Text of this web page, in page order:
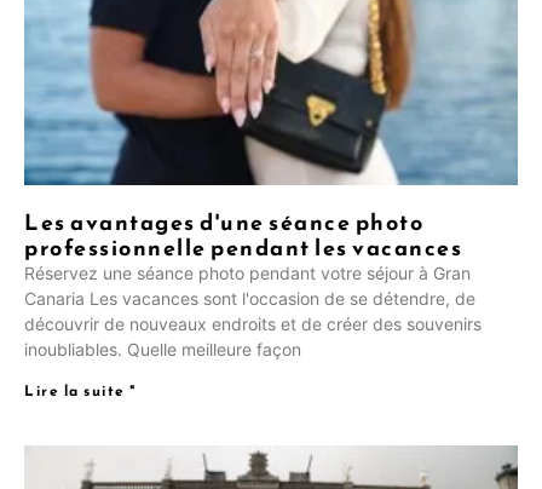
Les avantages d'une séance photo
professionnelle pendant les vacances
Réservez une séance photo pendant votre séjour à Gran
Canaria Les vacances sont l'occasion de se détendre, de
découvrir de nouveaux endroits et de créer des souvenirs
inoubliables. Quelle meilleure façon
Lire la suite "